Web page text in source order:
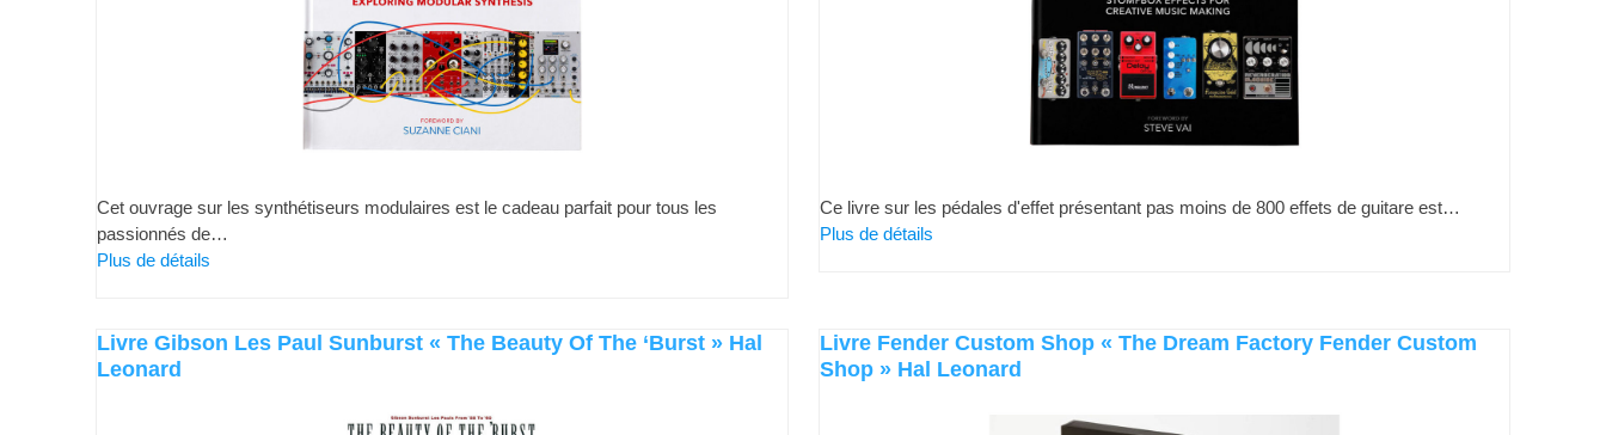
Cet ouvrage sur les synthétiseurs modulaires est le cadeau parfait pour tous les
passionnés de…
Plus de détails
Ce livre sur les pédales d'effet présentant pas moins de 800 effets de guitare est…
Plus de détails
Livre Gibson Les Paul Sunburst « The Beauty Of The ‘Burst » Hal
Leonard
Livre Fender Custom Shop « The Dream Factory Fender Custom
Shop » Hal Leonard